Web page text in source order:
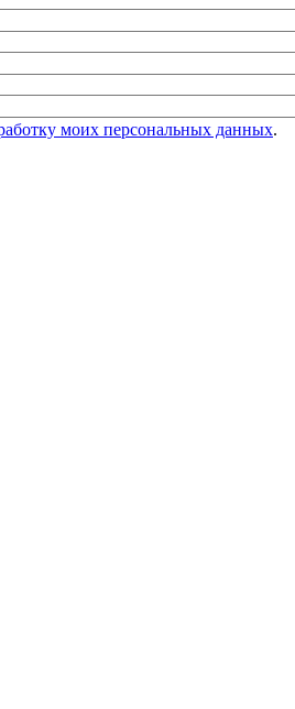
моих персональных данных.